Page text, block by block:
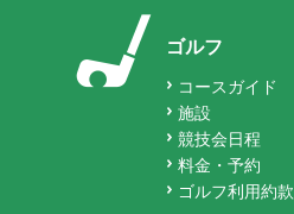
ゴルフ
コースガイド
施設
競技会日程
料金・予約
ゴルフ利用約款